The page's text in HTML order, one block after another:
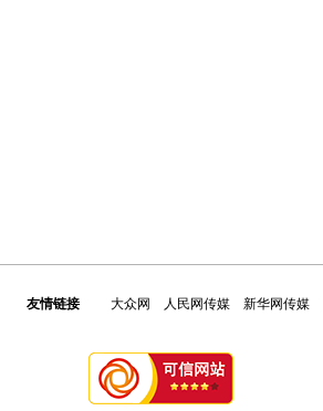
友情链接 大众网 人民网传媒 新华网传媒